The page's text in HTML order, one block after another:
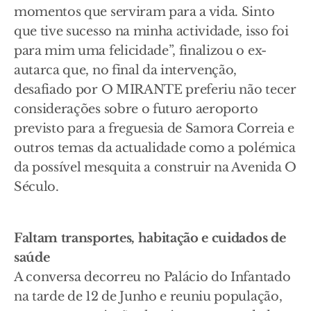
momentos que serviram para a vida. Sinto
que tive sucesso na minha actividade, isso foi
para mim uma felicidade”, finalizou o ex-
autarca que, no final da intervenção,
desafiado por O MIRANTE preferiu não tecer
considerações sobre o futuro aeroporto
previsto para a freguesia de Samora Correia e
outros temas da actualidade como a polémica
da possível mesquita a construir na Avenida O
Século.
Faltam transportes, habitação e cuidados de
saúde
A conversa decorreu no Palácio do Infantado
na tarde de 12 de Junho e reuniu população,